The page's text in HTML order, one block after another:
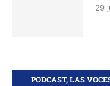
29
PODCAST, LAS